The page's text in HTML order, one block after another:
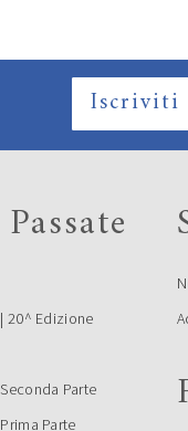
Iscriviti
20^ Edizione
Parte
Parte